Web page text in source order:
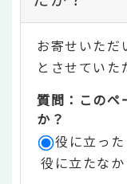
テ
ン
ツ
評
価
お寄せいただ
とさせていた
質問：このペ
か？
役に立った
役に立たな